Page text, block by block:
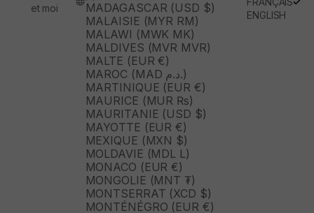
MADAGASCAR (USD $)
MALAISIE (MYR RM)
MALAWI (MWK MK)
MALDIVES (MVR MVR)
MALTE (EUR €)
MAROC (MAD د.م.)
MARTINIQUE (EUR €)
MAURICE (MUR ₨)
MAURITANIE (USD $)
MAYOTTE (EUR €)
MEXIQUE (MXN $)
MOLDAVIE (MDL L)
MONACO (EUR €)
MONGOLIE (MNT ₮)
MONTSERRAT (XCD $)
MONTÉNÉGRO (EUR €)
ENGLISH
et moi